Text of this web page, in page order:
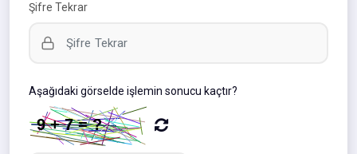
Şifre Tekrar
Aşağıdaki görselde işlemin sonucu kaçtır?